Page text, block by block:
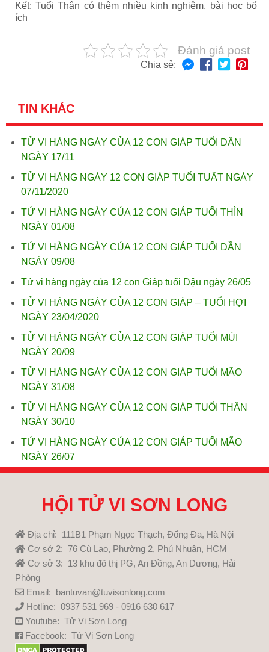
Kết: Tuổi Thân có thêm nhiều kinh nghiệm, bài học bổ
ích
Đánh giá post
Chia sẻ:
TIN KHÁC
TỬ VI HÀNG NGÀY CỦA 12 CON GIÁP TUỔI DẦN
NGÀY 17/11
TỬ VI HÀNG NGÀY 12 CON GIÁP TUỔI TUẤT NGÀY
07/11/2020
TỬ VI HÀNG NGÀY CỦA 12 CON GIÁP TUỔI THÌN
NGÀY 01/08
TỬ VI HÀNG NGÀY CỦA 12 CON GIÁP TUỔI DẦN
NGÀY 09/08
Tử vi hàng ngày của 12 con Giáp tuổi Dậu ngày 26/05
TỬ VI HÀNG NGÀY CỦA 12 CON GIÁP – TUỔI HỢI
NGÀY 23/04/2020
TỬ VI HÀNG NGÀY CỦA 12 CON GIÁP TUỔI MÙI
NGÀY 20/09
TỬ VI HÀNG NGÀY CỦA 12 CON GIÁP TUỔI MÃO
NGÀY 31/08
TỬ VI HÀNG NGÀY CỦA 12 CON GIÁP TUỔI THÂN
NGÀY 30/10
TỬ VI HÀNG NGÀY CỦA 12 CON GIÁP TUỔI MÃO
NGÀY 26/07
HỘI TỬ VI SƠN LONG
Địa chỉ: 111B1 Phạm Ngọc Thạch, Đống Đa, Hà Nội
Cơ sở 2: 76 Cù Lao, Phường 2, Phú Nhuận, HCM
Cơ sở 3: 13 khu đô thị PG, An Đồng, An Dương, Hải
Phòng
Email: bantuvan@tuvisonlong.com
Hotline: 0937 531 969 - 0916 630 617
Youtube: Tử Vi Sơn Long
Facebook: Tử Vi Sơn Long